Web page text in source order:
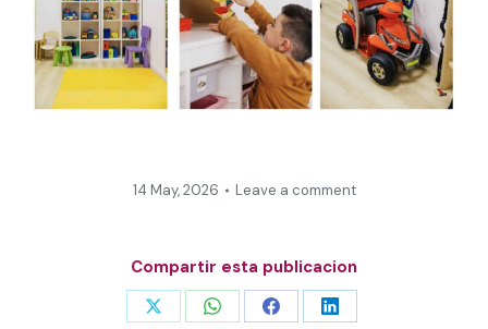
14 May, 2026 Leave a comment
Compartir esta publicacion
Share Share Share Share